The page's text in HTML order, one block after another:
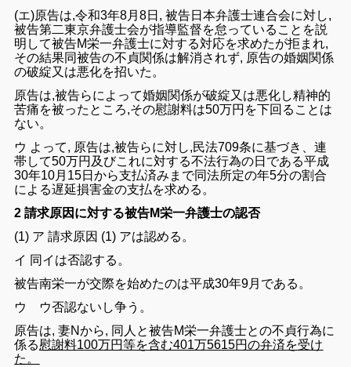
(エ)原告は,令和3年8月8日, 被告日本弁護士連合会に対し,
被告第二東京弁護士会が指導監督を怠っている こと を説
明 して被告M栄一弁護士に対する対応を求めたが拒まれ,
その結果同被告の不貞関係は解消されず, 原告の婚姻関係
の破綻又は悪化を招いた。
原告は,被告らによって婚姻関係が破綻又は悪化し精神的
苦痛を被ったところ,その慰謝料は50万円 を下回る ことは
ない。
ウ よって, 原告は,被告らに対し,民法709条に基づき、連
帯 して50万円 及びこれに対する不法行為の日である平成
30年10月 15日から支払済みまで同法所定の年5分の割合
による遅延損害金の支払を求める 。
2請求原因に対する被告M栄一弁護士の認否
(1) ア請求原因 (1) アは認める。
イ 同イは否認する 。
被告南栄一が交際を始めたのは平成30年9月 である。
ウ ウ否認ないし争う。
原告は, 妻Nから, 同人 と被告M栄一弁護士との不貞行為に
係る慰謝料100万円等を含む401万5615円の弁済を受け
た 。